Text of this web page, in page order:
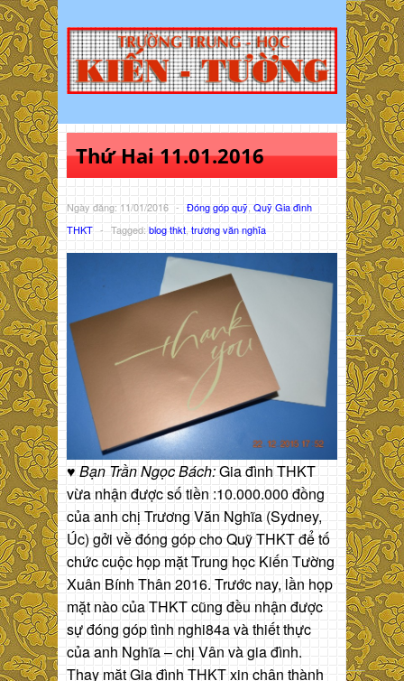
Thứ Hai 11.01.2016
Ngày đăng: 11/01/2016 - Đóng góp quỹ Quỹ Gia đình
THKT - Tagged: blog thkt trương văn nghĩa
♥ Bạn Trần Ngọc Bách:Gia đình THKT
vừa nhận được số tiền :10.000.000 đồng
của anh chị Trương Văn Nghĩa (Sydney,
Úc) gởi về đóng góp cho Quỹ THKT để tố
chức cuộc họp mặt Trung học Kiến Tường
Xuân Bính Thân 2016. Trước nay, lần họp
mặt nào của THKT cũng đều nhận được
sự đóng góp tình nghi84a và thiết thực
của anh Nghĩa – chị Vân và gia đình.
Thay mặt Gia đình THKT xin chân thành